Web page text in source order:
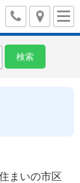
まいの市区